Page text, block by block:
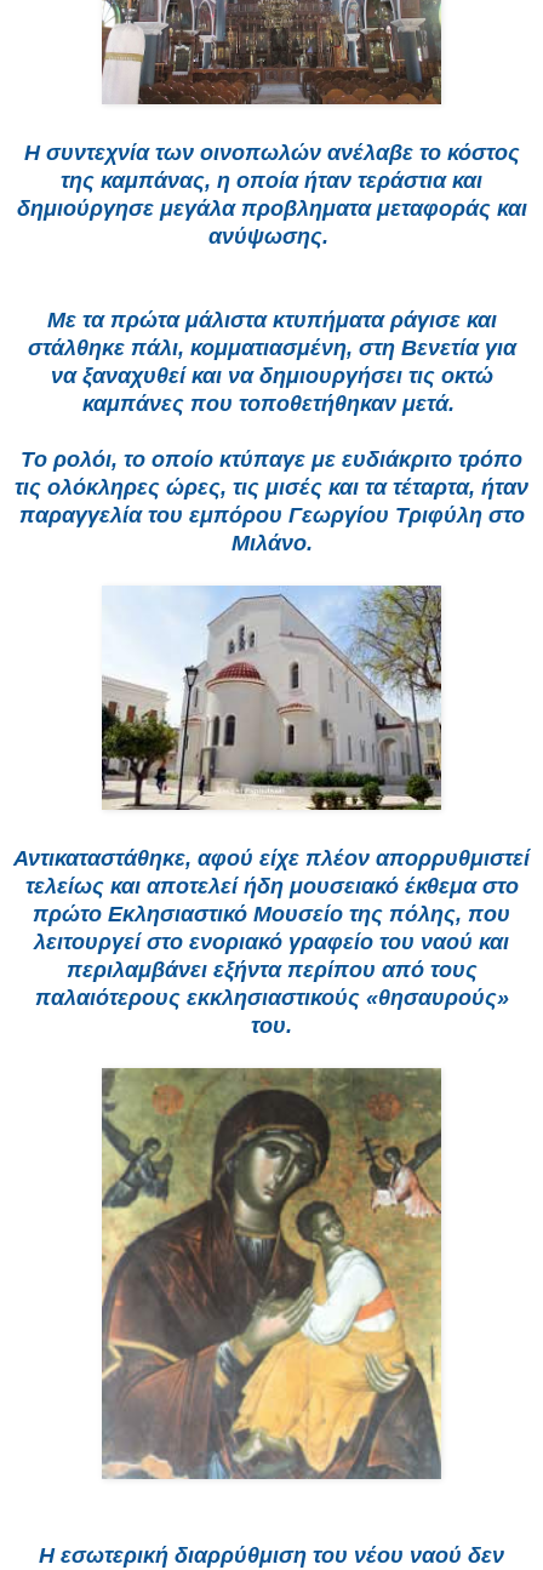
H συντεχνία των οινοπωλών ανέλαβε το κόστος
της καμπάνας, η οποία ήταν τεράστια και
δημιούργησε μεγάλα προβληματα μεταφοράς και
ανύψωσης.
Mε τα πρώτα μάλιστα κτυπήματα ράγισε και
στάλθηκε πάλι, κομματιασμένη, στη Bενετία για
να ξαναχυθεί και να δημιουργήσει τις οκτώ
καμπάνες που τοποθετήθηκαν μετά.
Tο ρολόι, το οποίο κτύπαγε με ευδιάκριτο τρόπο
τις ολόκληρες ώρες, τις μισές και τα τέταρτα, ήταν
παραγγελία του εμπόρου Γεωργίου Tριφύλη στο
Mιλάνο.
Αντικαταστάθηκε, αφού είχε πλέον απορρυθμιστεί
τελείως και αποτελεί ήδη μουσειακό έκθεμα στο
πρώτο Eκλησιαστικό Mουσείο της πόλης, που
λειτουργεί στο ενοριακό γραφείο του ναού και
περιλαμβάνει εξήντα περίπου από τους
παλαιότερους εκκλησιαστικούς «θησαυρούς»
του.
H εσωτερική διαρρύθμιση του νέου ναού δεν